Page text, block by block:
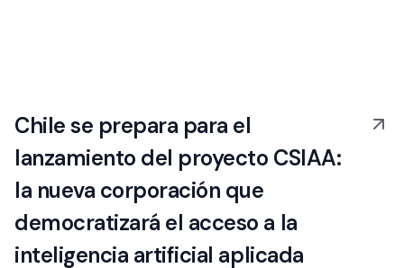
Chile se prepara para el
lanzamiento del proyecto CSIAA:
la nueva corporación que
democratizará el acceso a la
inteligencia artificial aplicada